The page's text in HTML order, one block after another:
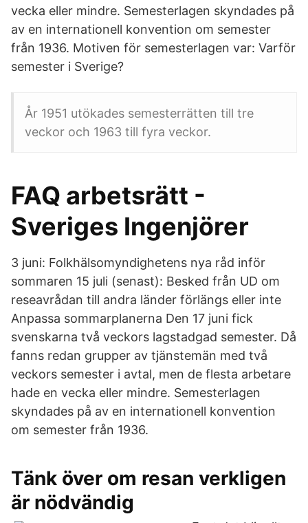
vecka eller mindre. Semesterlagen skyndades på
av en internationell konvention om semester
från 1936. Motiven för semesterlagen var: Varför
semester i Sverige?
År 1951 utökades semesterrätten till tre
veckor och 1963 till fyra veckor.
FAQ arbetsrätt -
Sveriges Ingenjörer
3 juni: Folkhälsomyndighetens nya råd inför
sommaren 15 juli (senast): Besked från UD om
reseavrådan till andra länder förlängs eller inte
Anpassa sommarplanerna Den 17 juni fick
svenskarna två veckors lagstadgad semester. Då
fanns redan grupper av tjänstemän med två
veckors semester i avtal, men de flesta arbetare
hade en vecka eller mindre. Semesterlagen
skyndades på av en internationell konvention
om semester från 1936.
Tänk över om resan verkligen
är nödvändig